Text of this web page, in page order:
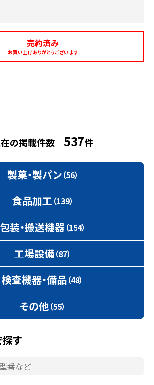
売約済み
お買い上げありがとうございます
の掲載件数 537件
製菓・製パン（56）
食品加工 （139）
包装・搬送機器（154）
工場設備（87）
検査機器・備品（48）
その他（55）
探す